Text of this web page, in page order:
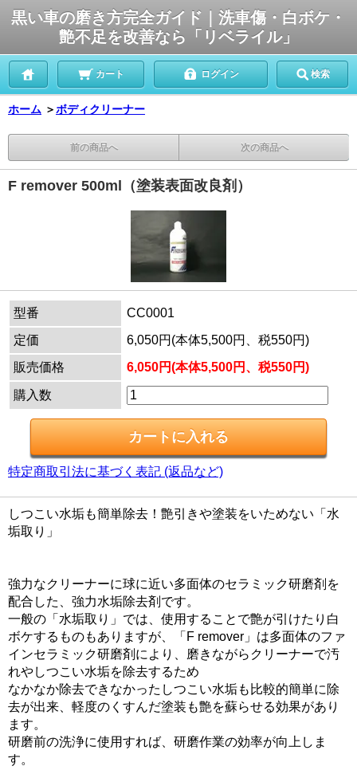
黒い車の磨き方完全ガイド｜洗車傷・白ボケ・
艶不足を改善なら「リベライル」
カート ログイン 検索
ホーム ＞ボディクリーナー
前の商品へ 次の商品へ
F remover 500ml（塗装表面改良剤）
型番
CC0001
定価
6,050円(本体5,500円、税550円)
販売価格
6,050円(本体5,500円、税550円)
購入数
特定商取引法に基づく表記 (返品など)
しつこい水垢も簡単除去！艶引きや塗装をいためない「水
垢取り」
強力なクリーナーに球に近い多面体のセラミック研磨剤を
配合した、強力水垢除去剤です。
一般の「水垢取り」では、使用することで艶が引けたり白
ボケするものもありますが、「F remover」は多面体のファ
インセラミック研磨剤により、磨きながらクリーナーで汚
れやしつこい水垢を除去するため
なかなか除去できなかったしつこい水垢も比較的簡単に除
去が出来、軽度のくすんだ塗装も艶を蘇らせる効果があり
ます。
研磨前の洗浄に使用すれば、研磨作業の効率が向上しま
す。